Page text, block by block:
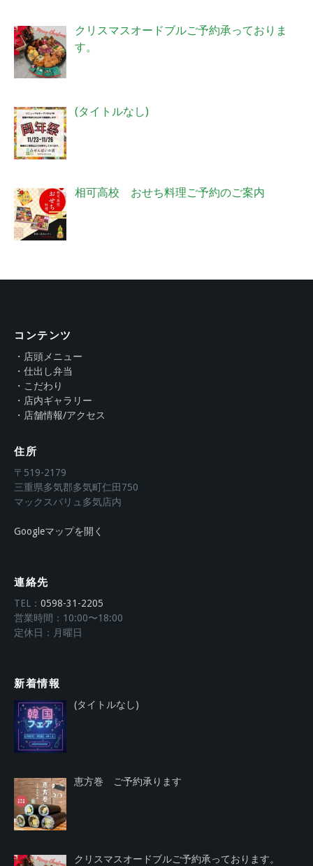
クリスマスオードブルご予約承っておりま
す。
(タイトルなし)投
相可高校 おせち料理ご予約のご案内
コンテンツ
・店頭メニュー
・仕出し弁当
・こだわり
・店内ギャラリー
・店舗情報/アクセス
住所
〒519-2179
三重県多気郡多気町仁田750
マックスバリュ多気店内
Googleマップを開く
連絡先
TEL： 0598-31-2205
営業時間：10:00〜18:00
定休日：月曜日
新着情報
(タイトルなし)投
恵方巻 ご予約承ります
クリスマスオードブルご予約承っております。